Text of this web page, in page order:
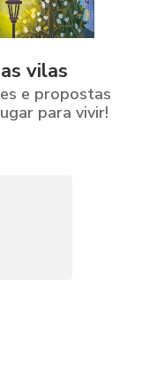
vilas
e propostas
para vivir!